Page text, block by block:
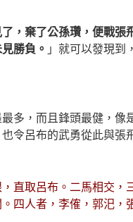
了，棄了公孫瓚，便戰張
勝負。 」就可以發現到
多，而且鋒頭最健，像
令呂布的武勇從此與張
直取呂布。二馬相交，
四人者，李傕，郭汜，